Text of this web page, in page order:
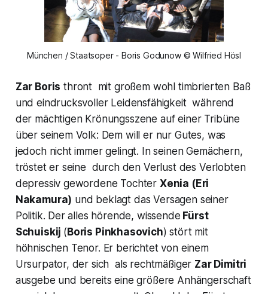
München / Staatsoper - Boris Godunow © Wilfried Hösl
Zar Boris thront mit großem wohl timbrierten Baß
und eindrucksvoller Leidensfähigkeit während
der mächtigen Krönungsszene auf einer Tribüne
über seinem Volk: Dem will er nur Gutes, was
jedoch nicht immer gelingt. In seinen Gemächern,
tröstet er seine durch den Verlust des Verlobten
depressiv gewordene Tochter Xenia (Eri
Nakamura) und beklagt das Versagen seiner
Politik. Der alles hörende, wissende Fürst
Schuiskij (Boris Pinkhasovich) stört mit
höhnischen Tenor. Er berichtet von einem
Ursurpator, der sich als rechtmäßiger Zar Dimitri
ausgebe und bereits eine größere Anhängerschaft